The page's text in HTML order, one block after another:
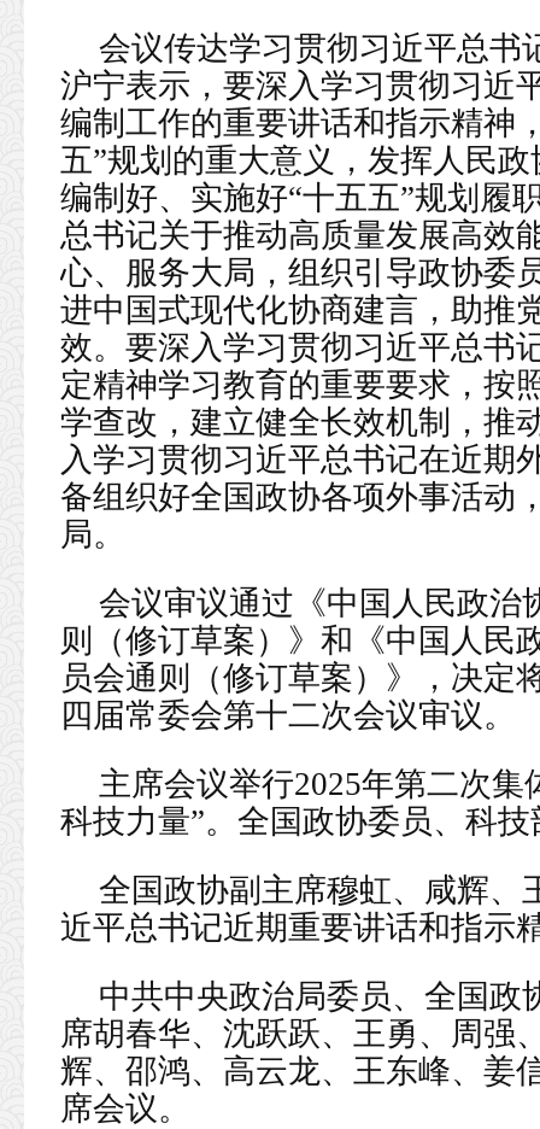
会议传达学习贯彻习近平总书
沪宁表示，要深入学习贯彻习近
编制工作的重要讲话和指示精神
五”规划的重大意义，发挥人民
编制好、实施好“十五五”规划履
总书记关于推动高质量发展高效
心、服务大局，组织引导政协委
进中国式现代化协商建言，助推
效。要深入学习贯彻习近平总书
定精神学习教育的重要要求，按
学查改，建立健全长效机制，推
入学习贯彻习近平总书记在近期
备组织好全国政协各项外事活动
局。
会议审议通过《中国人民政治
则（修订草案）》和《中国人民
员会通则（修订草案）》，决定
四届常委会第十二次会议审议。
主席会议举行2025年第二次
科技力量”。全国政协委员、科
全国政协副主席穆虹、咸辉、
近平总书记近期重要讲话和指示
中共中央政治局委员、全国政
席胡春华、沈跃跃、王勇、周强
辉、邵鸿、高云龙、王东峰、姜
席会议。